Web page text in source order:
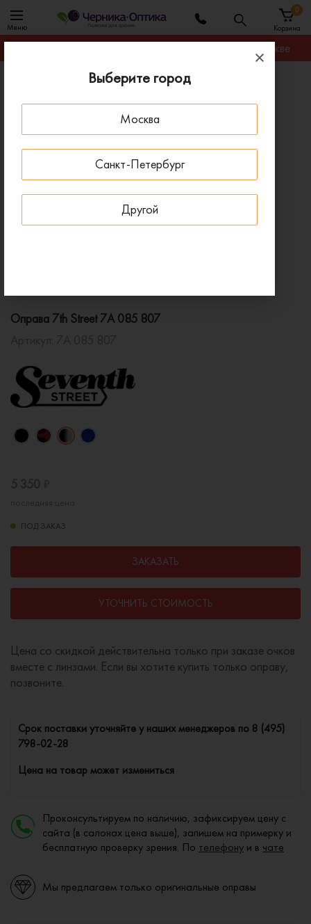
Выберите город
Москва
Санкт-Петербург
Другой
Меню Корзина
0
Гарантируем лучшую цену на любую оправу в Москве
Оправы для очков
Оправа 7th Street 7A 085 807
Оправа 7th Street 7A 085 807
ПОД ЗАКАЗ
ЗАКАЗАТЬ
УТОЧНИТЬ СТОИМОСТЬ
Цена со скидкой действительна только при заказе очков
вместе с линзами. Если вы хотите купить только оправу,
позвоните.
Cрок поставки уточняйте у наших менеджеров по 8 (495)
798-02-28
Цена на товар может измениться
Проконсультируем по наличию, зафиксируем цену с
сайта (в салонах цена выше), запишем на примерку и
бесплатную проверку зрения. По телефону и в чате
Мы предлагаем только оригинальные оправы
ПОД ЗАКАЗ